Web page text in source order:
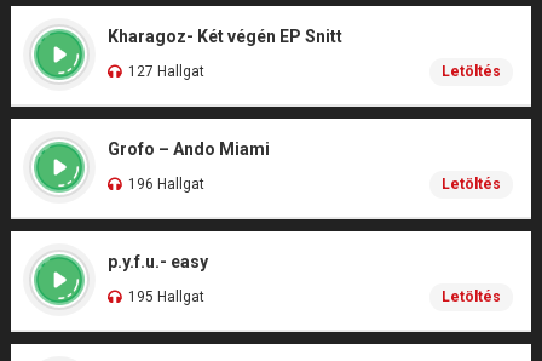
Kharagoz- Két végén EP Snitt
127 Hallgat Letöltés
Grofo – Ando Miami
196 Hallgat Letöltés
p.y.f.u.- easy
195 Hallgat Letöltés